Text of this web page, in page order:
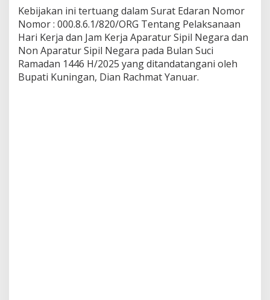
Kebijakan ini tertuang dalam Surat Edaran Nomor
Nomor : 000.8.6.1/820/ORG Tentang Pelaksanaan
Hari Kerja dan Jam Kerja Aparatur Sipil Negara dan
Non Aparatur Sipil Negara pada Bulan Suci
Ramadan 1446 H/2025 yang ditandatangani oleh
Bupati Kuningan, Dian Rachmat Yanuar.